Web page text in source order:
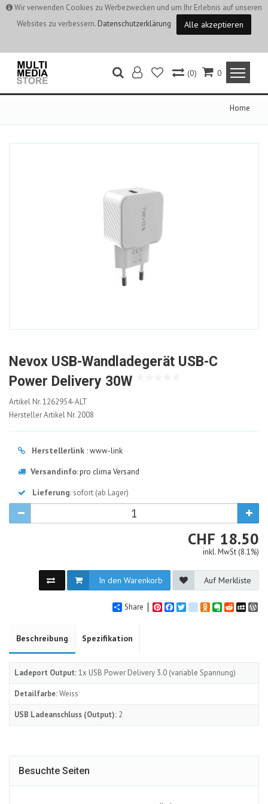
Wir verwenden Cookies zu Werbezwecken und um Ihr Erlebnis auf unseren
Websites zu verbessern. Datenschutzerklärung Alle akzeptieren
0
(0)
Home
Nevox USB-Wandladegerät USB-C
Power Delivery 30W
1262954-
ALT
Artikel Nr.1262954-ALT
Hersteller Artikel Nr. 2008
Herstellerlink :www-link
Versandinfo:pro clima Versand
Lieferung: sofort (ab Lager)
CHF CHF
18.50
inkl. MwSt (8.1%)
In den Warenkorb Auf Merkliste
Share PinterestFacebook
Twittergoogle_bookmarks
Odnoklassniki
Evernote
Reddit
Beschreibung Spezifikation
Ladeport Output:1x USB Power Delivery 3.0 (variable Spannung)
Detailfarbe:Weiss
USB Ladeanschluss (Output): 2
Besuchte Seiten